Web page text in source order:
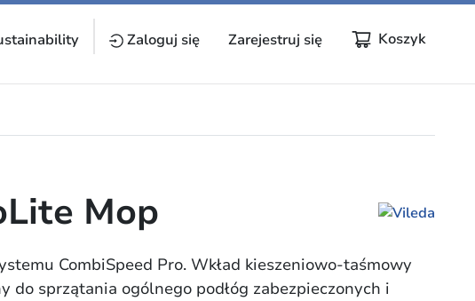
Zaloguj się Zarejestruj się Koszyk
Mop
CombiSpeed Pro. Wkład kieszeniowo-taśmowy
do sprzątania ogólnego podłóg zabezpieczonych i